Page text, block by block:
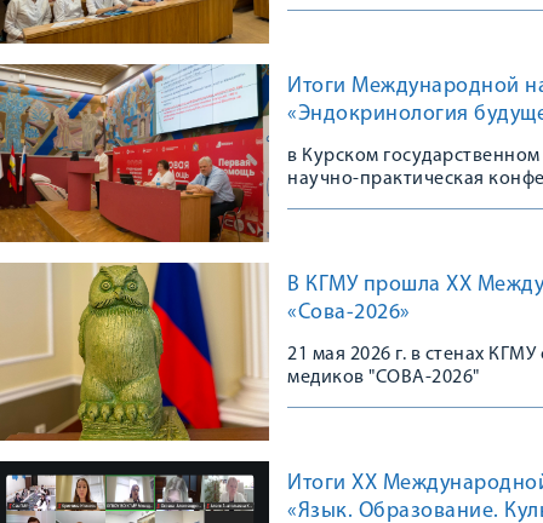
Итоги Международной
«Эндокринология
в Курском
научно-практическая
В КГМУ прошла XX
«Сова-2026»
21 мая 2026 г. в стенах
медиков "СОВА-2026"
Итоги XX
«Язык. Образование.